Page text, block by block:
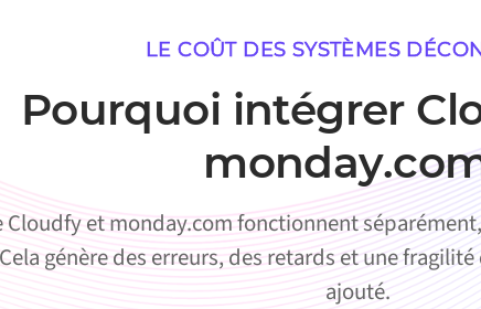
LE COÛT DES SYSTÈMES
Pourquoi intégrer
Cloudfy et monday.com fonctionnent
génère des erreurs, des retards et une
ajouté.